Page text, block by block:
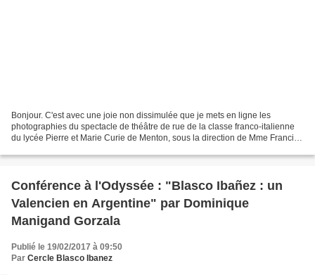
Bonjour. C'est avec une joie non dissimulée que je mets en ligne les
photographies du spectacle de théâtre de rue de la classe franco-italienne
du lycée Pierre et Marie Curie de Menton, sous la direction de Mme Francine
Conférence à l'Odyssée : "Blasco Ibañez : un
Valencien en Argentine" par Dominique
Manigand Gorzala
Publié le 19/02/2017 à 09:50
Par Cercle Blasco Ibanez